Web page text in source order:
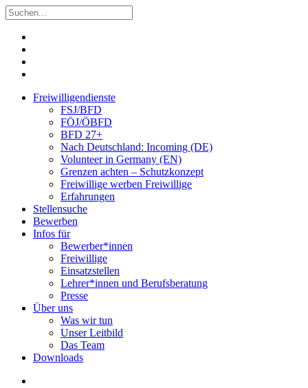
Freiwilligendienste
FSJ/BFD
FÖJ/ÖBFD
BFD 27+
Nach Deutschland: Incoming (DE)
Volunteer in Germany (EN)
Grenzen achten – Schutzkonzept
Freiwillige werben Freiwillige
Erfahrungen
Stellensuche
Bewerben
Infos für
Bewerber*innen
Freiwillige
Einsatzstellen
Lehrer*innen und Berufsberatung
Presse
Über uns
Was wir tun
Unser Leitbild
Das Team
Downloads